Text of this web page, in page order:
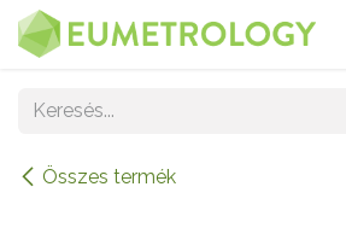
Kihagyás és továbblépés a tartalomhoz
Összes termék